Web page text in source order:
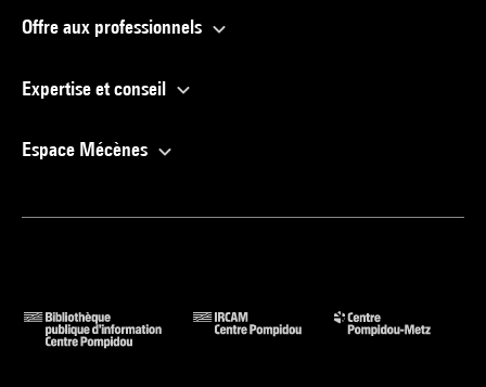
Offre aux professionnels
Expertise et conseil
Espace Mécènes